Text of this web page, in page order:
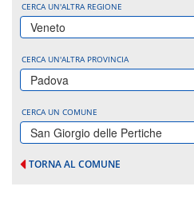
CERCA UN'ALTRA REGIONE
Veneto
CERCA UN'ALTRA PROVINCIA
Padova
CERCA UN COMUNE
San Giorgio delle Pertiche
TORNA AL COMUNE